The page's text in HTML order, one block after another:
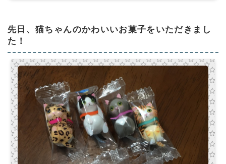
先日、猫ちゃんのかわいいお菓子をいただきまし
た！